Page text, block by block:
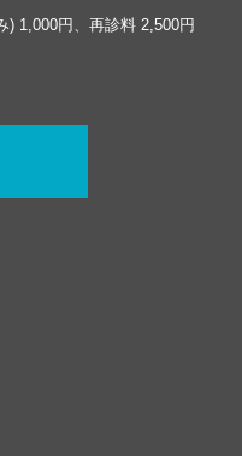
) 1,000円、再診料 2,500円